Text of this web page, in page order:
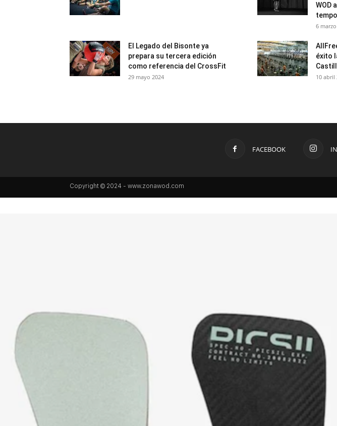
WOD
6
El Legado del Bisonte ya
prepara su tercera edición
como referencia del CrossFit
29 mayo 2024
éxito
10 abril
FACEBOOK
Copyright © 2024 - www.zonawod.com